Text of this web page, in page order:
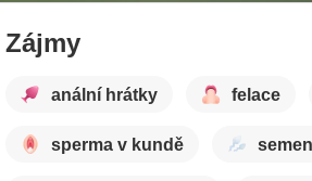
Zájmy
anální hrátky felace
sperma v kundě